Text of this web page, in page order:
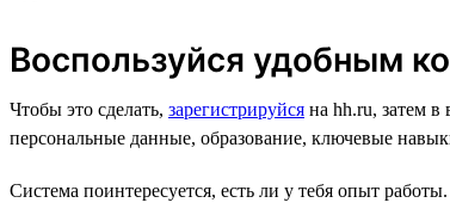
Воспользуйся удобным
Чтобы это сделать, зарегистрируйся на hh.ru, затем
персональные данные, образование, ключевые
Система поинтересуется, есть ли у тебя опыт работы.